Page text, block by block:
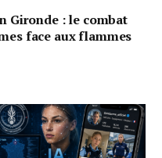
Gironde : le combat
face aux flammes